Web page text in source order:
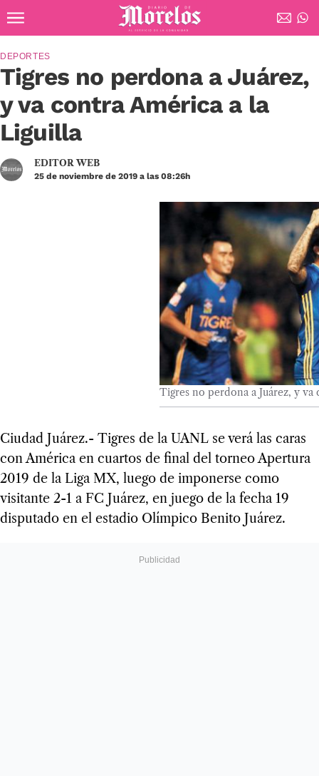
Diario de Morelos
Tigres no perdona a Juárez,
y va contra América a la
Liguilla
DEPORTES
EDITOR WEB
25 de noviembre de 2019 a las 08:26h
Tigres no perdona a Juárez, y va
Ciudad Juárez.- Tigres de la UANL se verá las caras
con América en cuartos de final del torneo Apertura
2019 de la Liga MX, luego de imponerse como
visitante 2-1 a FC Juárez, en juego de la fecha 19
disputado en el estadio Olímpico Benito Juárez.